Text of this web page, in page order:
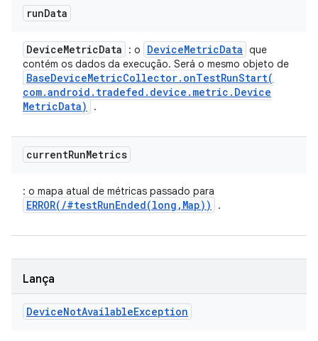
runData
DeviceMetricData : o DeviceMetricData que
contém os dados da execução. Será o mesmo objeto de
BaseDeviceMetricCollector. onTestRunStart(
com.android . tradefed . device . metric . Device
MetricData) .
currentRunMetrics
: o mapa atual de métricas passado para
ERROR(/#testRunEnded(long,Map)) .
Lança
DeviceNotAvailableException